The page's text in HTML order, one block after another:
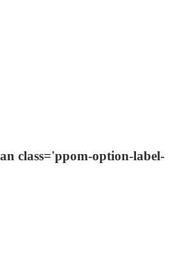
class='ppom-option-label-